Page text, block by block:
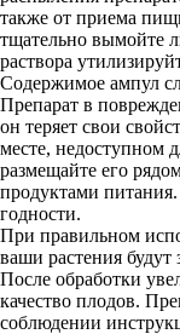
также от приема
тщательно вымойте
раствора
Содержимое ампул
Препарат в
он теряет свои
месте, недоступном
размещайте его
продуктами
годности.
При правильном
ваши растения
После обработки
качество плодов.
соблюдении